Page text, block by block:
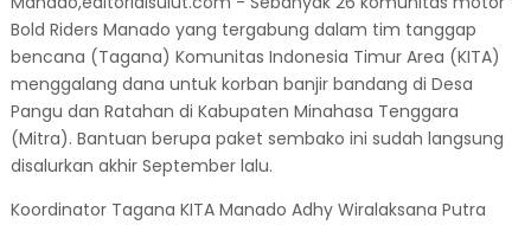
Bold Riders Manado yang tergabung dalam tim tanggap
bencana (Tagana) Komunitas Indonesia Timur Area (KITA)
menggalang dana untuk korban banjir bandang di Desa
Pangu dan Ratahan di Kabupaten Minahasa Tenggara
(Mitra). Bantuan berupa paket sembako ini sudah langsung
disalurkan akhir September lalu.
Koordinator Tagana KITA Manado Adhy Wiralaksana Putra